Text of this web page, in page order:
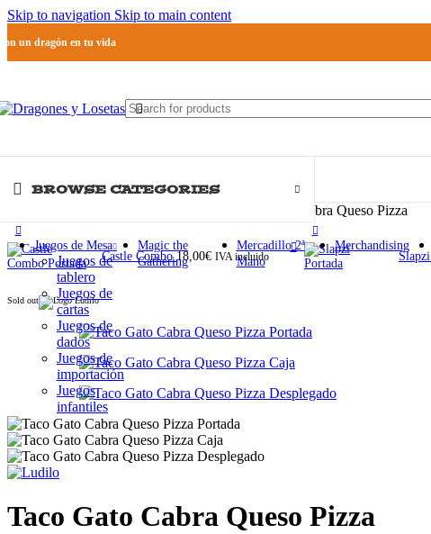
Skip to navigation Skip to main content
un dragón en tu vida
BROWSE CATEGORIES
Juegos de Mesa
Juegos de
tablero
Juegos de
cartas
Juegos de
dados
Juegos de
importación
Juegos
infantiles
Magic the
Gathering
Mercadillo 2ª
Mano
Merchandising
Taco Gato Cabra Queso Pizza
Castle Combo18,00€ IVA incluido Slapzi
Sold out
Taco Gato Cabra Queso Pizza